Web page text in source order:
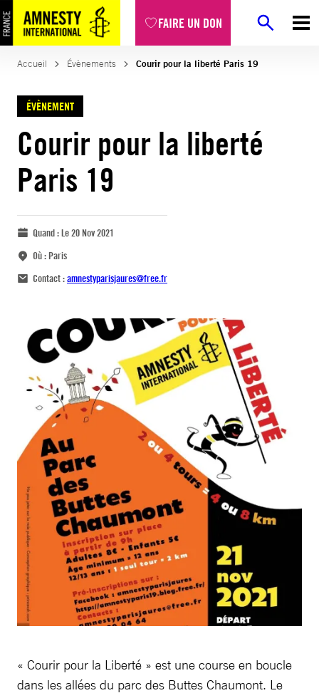
FAIRE UN DON
Accueil Évènements Courir pour la liberté Paris 19
ÉVÈNEMENT
Courir pour la liberté
Paris 19
Quand :Le 20 Nov 2021
Où :Paris
Contact :amnestyparisjaures@free.fr
« Courir pour la Liberté » est une course en boucle
dans les allées du parc des Buttes Chaumont. Le